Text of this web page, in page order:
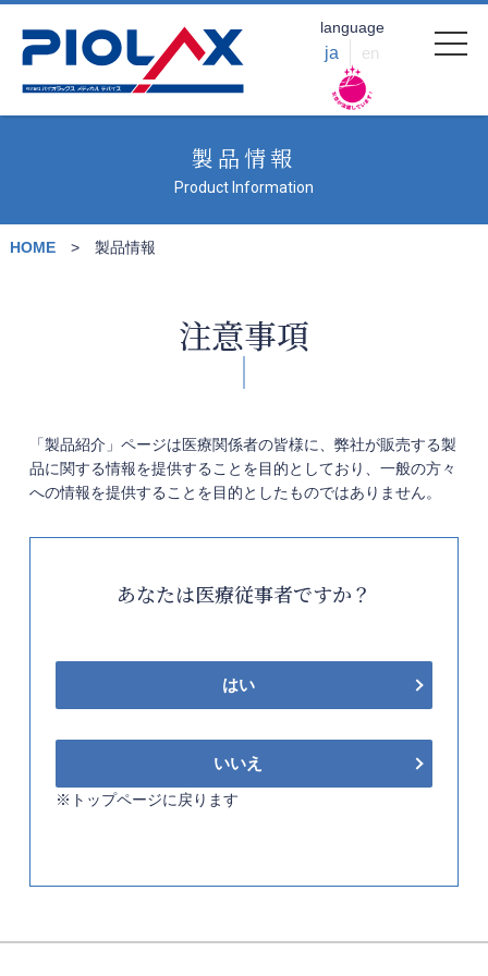
language
ja en
製品情報
Product Information
HOME 製品情報
注意事項
「製品紹介」ページは医療関係者の皆様に、弊社が販売する製
品に関する情報を提供することを目的としており、一般の方々
への情報を提供することを目的としたものではありません。
あなたは医療従事者ですか？
はい
いいえ
※トップページに戻ります